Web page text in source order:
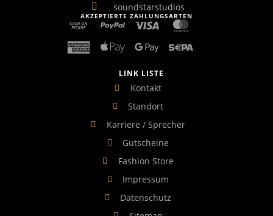
LINK LISTE
Kontakt
Standort
Karriere / Sprecher
Gutscheine
Fashion Store
Impressum
Datenschutz
soundstarstudios
AKZEPTIERTE ZAHLUNGSARTEN